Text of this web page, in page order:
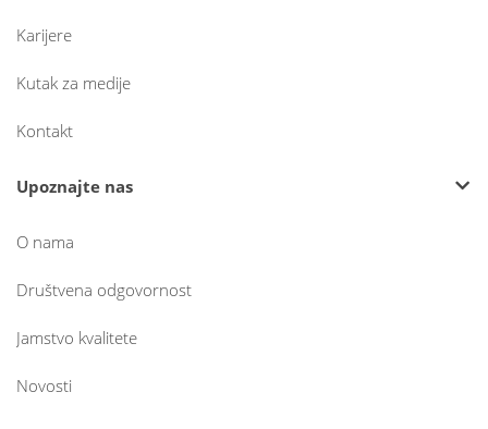
Karijere
Kutak za medije
Kontakt
Upoznajte nas
O nama
Društvena odgovornost
Jamstvo kvalitete
Novosti